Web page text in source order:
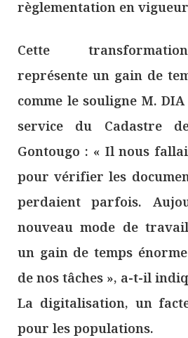
règlementation en
Cette
représente un gain de
comme le souligne M.
service du Cadastre
Gontougo : « Il nous
pour vérifier les
perdaient parfois.
nouveau mode de
un gain de temps
de nos tâches », a-t-il
La digitalisation, un
pour les populations.